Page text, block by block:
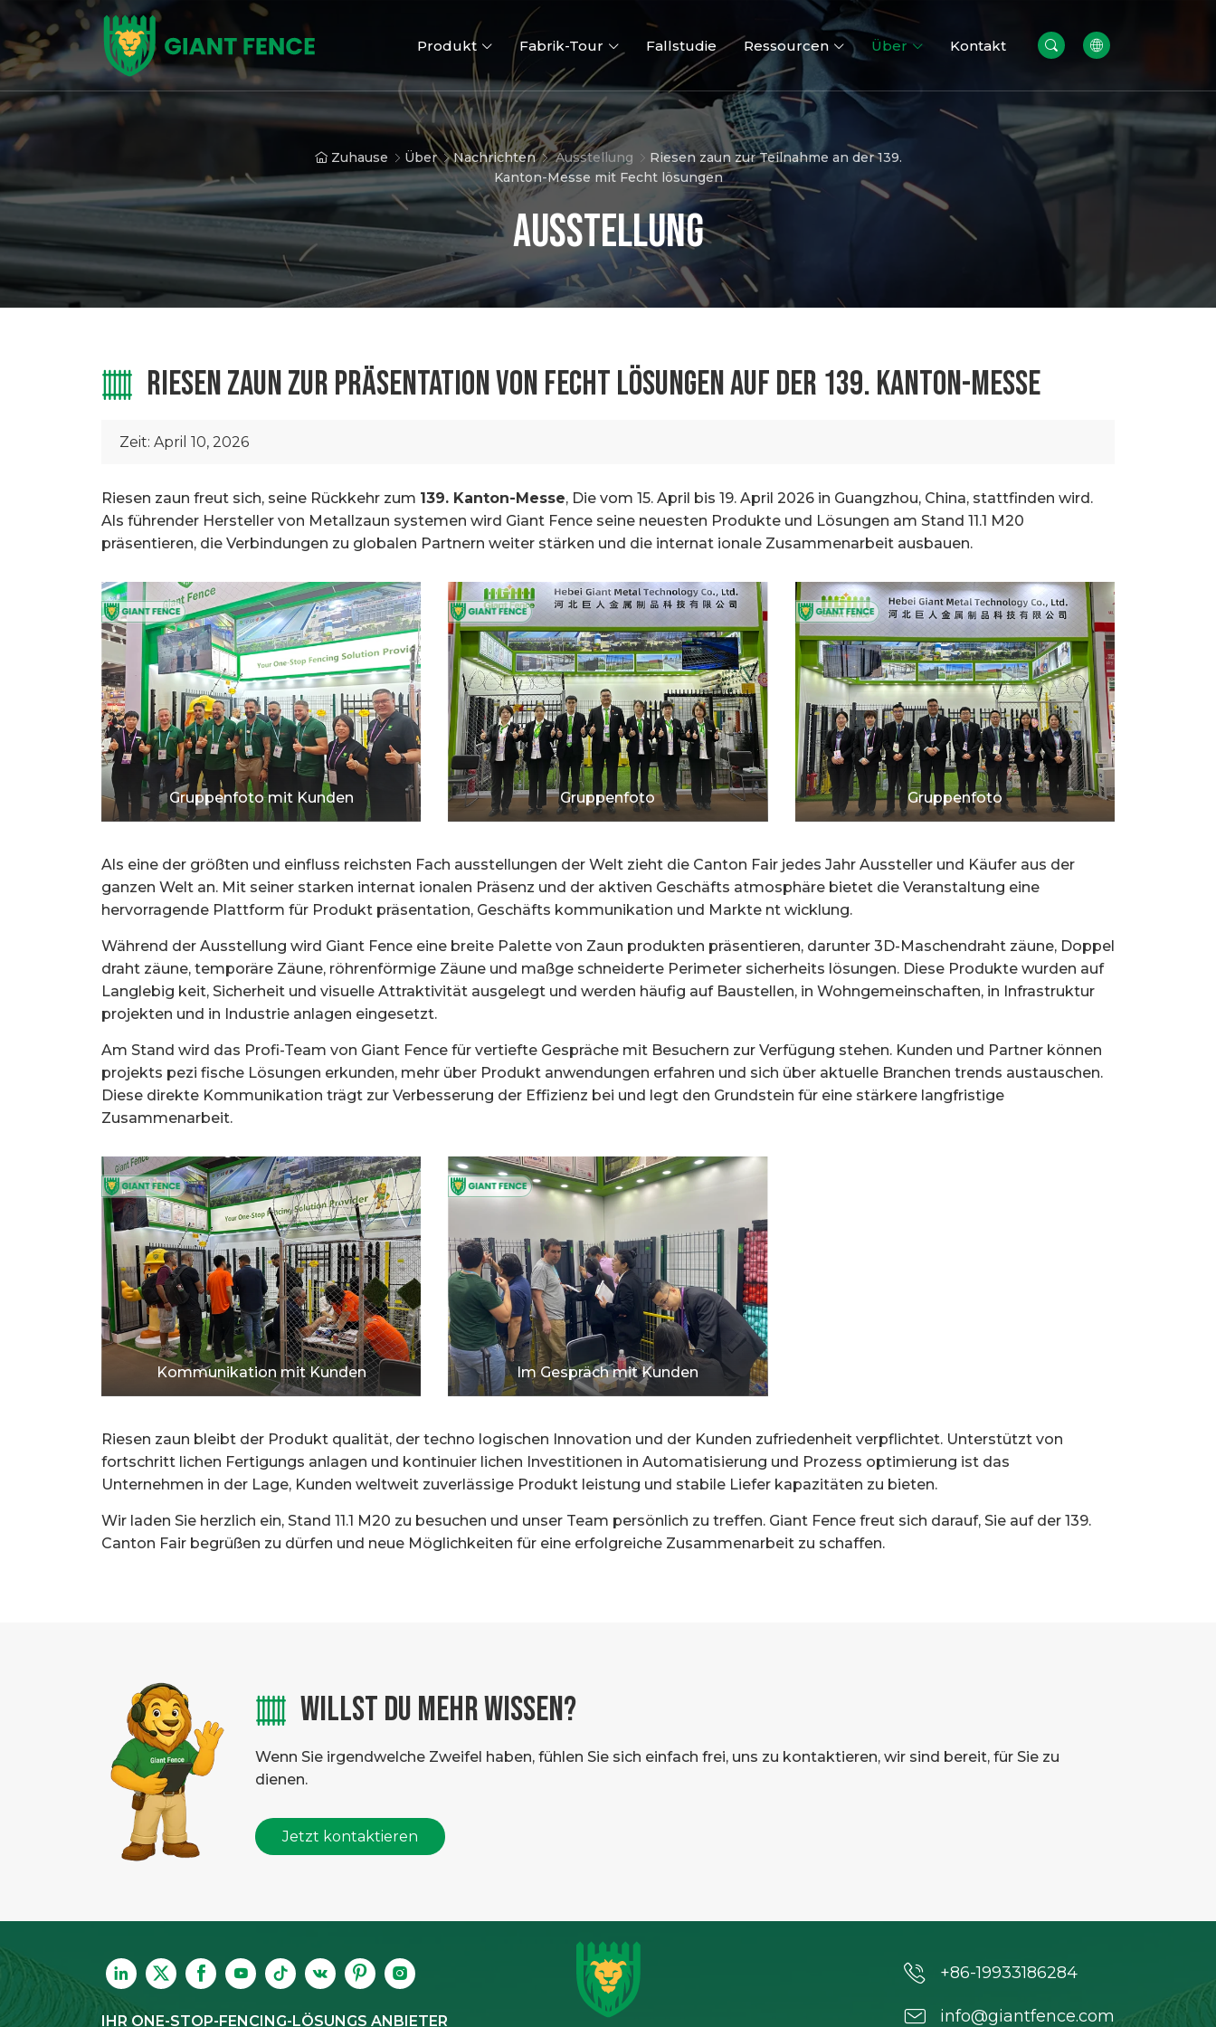
Produkt
3D Zaun 2D-Zäune Zaun Tore
Fabrik-Tour Fallstudie Ressourcen Über Kontakt
Zuhause Über Nachrichten Ausstellung
Riesen zaun zur Teilnahme an der 139.
Kanton-Messe mit Fecht lösungen
Ausstellung
RIESEN ZAUN ZUR PRÄSENTATION VON FECHT LÖSUNGEN AUF DER 139. KANTON-MESSE
Zeit: April 10, 2026
Riesen zaun freut sich, seine Rückkehr zum 139. Kanton-Messe, Die vom 15. April bis 19. April 2026 in Guangzhou, China, stattfinden wird.
Als führender Hersteller von Metallzaun systemen wird Giant Fence seine neuesten Produkte und Lösungen am Stand 11.1 M20
präsentieren, die Verbindungen zu globalen Partnern weiter stärken und die internat ionale Zusammenarbeit ausbauen.
Gruppenfoto mit Kunden Gruppenfoto Gruppenfoto
Als eine der größten und einfluss reichsten Fach ausstellungen der Welt zieht die Canton Fair jedes Jahr Aussteller und Käufer aus der
ganzen Welt an. Mit seiner starken internat ionalen Präsenz und der aktiven Geschäfts atmosphäre bietet die Veranstaltung eine
hervorragende Plattform für Produkt präsentation, Geschäfts kommunikation und Markte nt wicklung.
Während der Ausstellung wird Giant Fence eine breite Palette von Zaun produkten präsentieren, darunter 3D-Maschendraht zäune, Doppel
draht zäune, temporäre Zäune, röhrenförmige Zäune und maßge schneiderte Perimeter sicherheits lösungen. Diese Produkte wurden auf
Langlebig keit, Sicherheit und visuelle Attraktivität ausgelegt und werden häufig auf Baustellen, in Wohngemeinschaften, in Infrastruktur
projekten und in Industrie anlagen eingesetzt.
Am Stand wird das Profi-Team von Giant Fence für vertiefte Gespräche mit Besuchern zur Verfügung stehen. Kunden und Partner können
projekts pezi fische Lösungen erkunden, mehr über Produkt anwendungen erfahren und sich über aktuelle Branchen trends austauschen.
Diese direkte Kommunikation trägt zur Verbesserung der Effizienz bei und legt den Grundstein für eine stärkere langfristige
Zusammenarbeit.
Kommunikation mit Kunden Im Gespräch mit Kunden
Riesen zaun bleibt der Produkt qualität, der techno logischen Innovation und der Kunden zufriedenheit verpflichtet. Unterstützt von
fortschritt lichen Fertigungs anlagen und kontinuier lichen Investitionen in Automatisierung und Prozess optimierung ist das
Unternehmen in der Lage, Kunden weltweit zuverlässige Produkt leistung und stabile Liefer kapazitäten zu bieten.
Wir laden Sie herzlich ein, Stand 11.1 M20 zu besuchen und unser Team persönlich zu treffen. Giant Fence freut sich darauf, Sie auf der 139.
Canton Fair begrüßen zu dürfen und neue Möglichkeiten für eine erfolgreiche Zusammenarbeit zu schaffen.
WILLST DU MEHR WISSEN?
Wenn Sie irgendwelche Zweifel haben, fühlen Sie sich einfach frei, uns zu kontaktieren, wir sind bereit, für Sie zu
dienen.
Jetzt kontaktieren
IHR ONE-STOP-FENCING-LÖSUNGS ANBIETER
+86-19933186284
info@giantfence.com